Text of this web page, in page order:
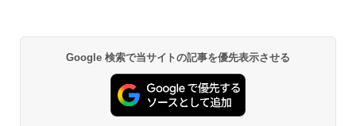
Google 検索で当サイトの記事を優先表示させる